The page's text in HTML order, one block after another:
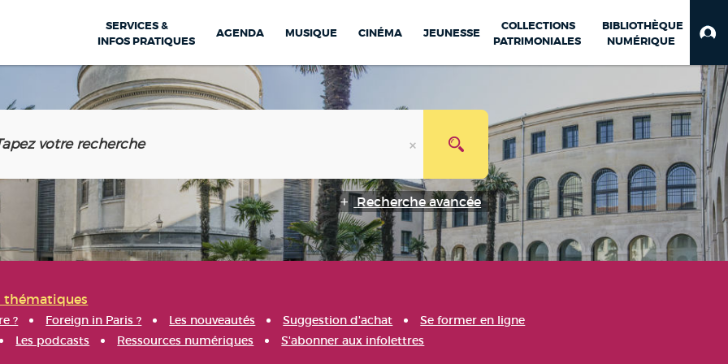
SERVICES &
INFOS PRATIQUES
AGENDA MUSIQUE CINÉMA JEUNESSE
COLLECTIONS
PATRIMONIALES
BIBLIOTHÈQUE
NUMÉRIQUE
Recherche avancée
thématiques
? Foreign in Paris ? Les nouveautés Suggestion d'achat
Se former en ligne
Les podcasts Ressources numériques S'abonner aux infolettres